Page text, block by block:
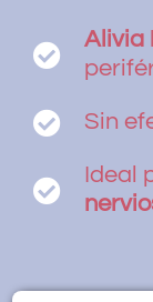
Alivia
Sin
Ideal